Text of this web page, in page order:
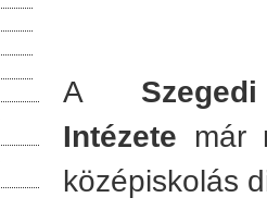
A
Intézete már
középiskolás